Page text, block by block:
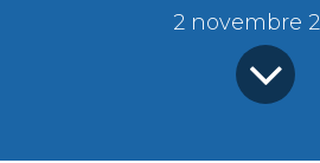
2 novembre